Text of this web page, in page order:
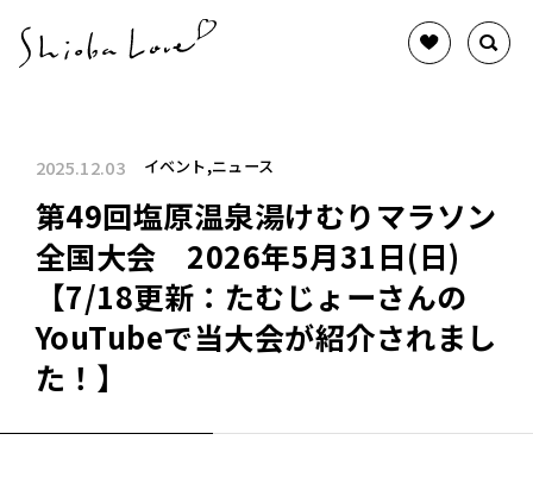
2025.12.03 イベント ニュース
第49回塩原温泉湯けむりマラソン
全国大会 2026年5月31日(日)
【7/18更新：たむじょーさんの
YouTubeで当大会が紹介されまし
た！】